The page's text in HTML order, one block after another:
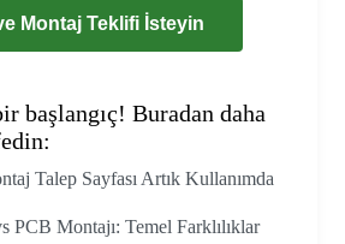
Montaj Teklifi İsteyin
başlangıç! Buradan daha
Talep Sayfası Artık Kullanımda
PCB Montajı: Temel Farklılıklar